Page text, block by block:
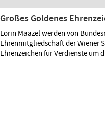
Großes Goldenes
Lorin Maazel werden von
Ehrenmitgliedschaft der Wiener
Ehrenzeichen für Verdienste um